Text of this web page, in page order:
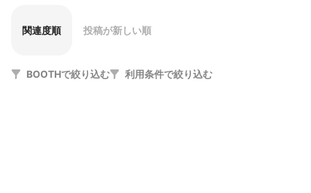
関連度順 投稿が新しい順
BOOTHで絞り込む 利用条件で絞り込む